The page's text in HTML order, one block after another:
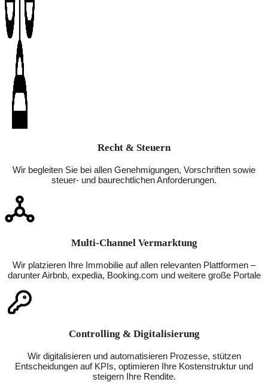
Recht & Steuern
Wir begleiten Sie bei allen Genehmigungen, Vorschriften sowie
steuer- und baurechtlichen Anforderungen.
Multi-Channel Vermarktung
Wir platzieren Ihre Immobilie auf allen relevanten Plattformen –
darunter Airbnb, expedia, Booking.com und weitere große Portale
Controlling & Digitalisierung
Wir digitalisieren und automatisieren Prozesse, stützen
Entscheidungen auf KPIs, optimieren Ihre Kostenstruktur und
steigern Ihre Rendite.